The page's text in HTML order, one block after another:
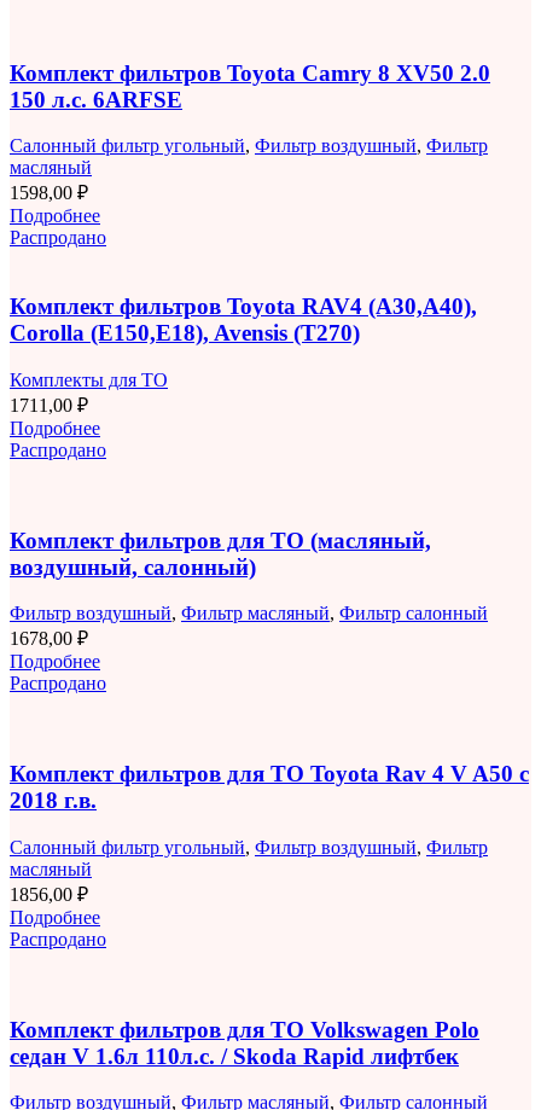
Комплект фильтров Toyota Camry 8 XV50 2.0
150 л.с. 6ARFSE
Салонный фильтр угольный, Фильтр воздушный, Фильтр
масляный
1598,00 ₽
Подробнее
Распродано
Комплект фильтров Toyota RAV4 (A30,A40),
Corolla (E150,E18), Avensis (T270)
Комплекты для ТО
1711,00 ₽
Подробнее
Распродано
Комплект фильтров для ТО (масляный,
воздушный, салонный)
Фильтр воздушный, Фильтр масляный, Фильтр салонный
1678,00 ₽
Подробнее
Распродано
Комплект фильтров для ТО Toyota Rav 4 V A50 с
2018 г.в.
Салонный фильтр угольный, Фильтр воздушный, Фильтр
масляный
1856,00 ₽
Подробнее
Распродано
Комплект фильтров для ТО Volkswagen Polo
седан V 1.6л 110л.с. / Skoda Rapid лифтбек
Фильтр воздушный, Фильтр масляный, Фильтр салонный